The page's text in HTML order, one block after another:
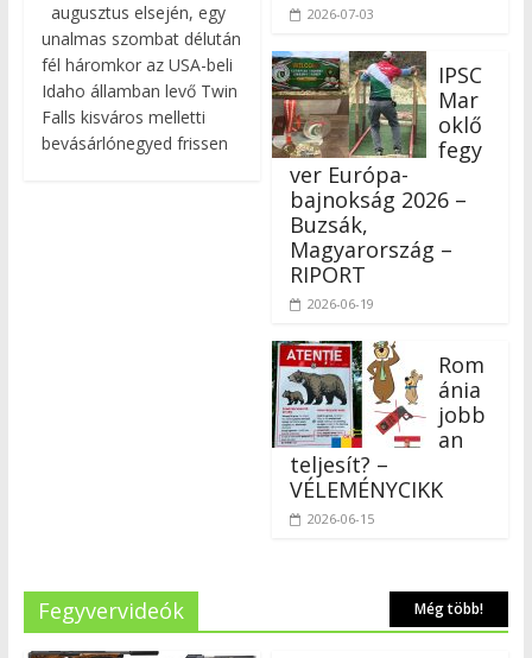
augusztus elsején, egy
unalmas szombat délután
fél háromkor az USA-beli
Idaho államban levő Twin
Falls kisváros melletti
bevásárlónegyed frissen
2026-07-03
IPSC
Mar
oklő
fegy
ver Európa-
bajnokság 2026 –
Buzsák,
Magyarország –
RIPORT
2026-06-19
Rom
ánia
jobb
an
teljesít? –
VÉLEMÉNYCIKK
2026-06-15
Fegyvervideók Még több!